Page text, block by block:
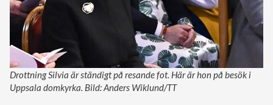
Drottning Silvia är ständigt på resande fot. Här är hon på besök i
Uppsala domkyrka. Bild: Anders Wiklund/TT